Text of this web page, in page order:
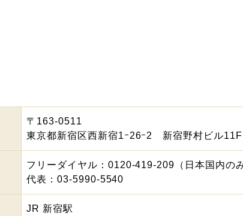
〒163-0511
東京都新宿区西新宿1ｰ26ｰ2 新宿野村ビル11F
フリーダイヤル：0120-419-209（日本国内のみ
代表：03-5990-5540
JR 新宿駅